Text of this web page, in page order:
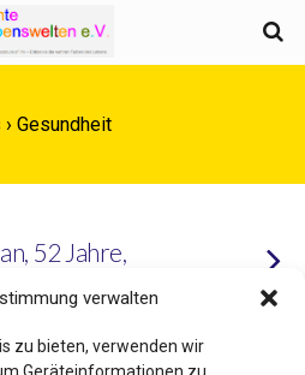
verwalten
zu bieten, verwenden wir
› Gesundheit
52 Jahre,
Buchhaltung